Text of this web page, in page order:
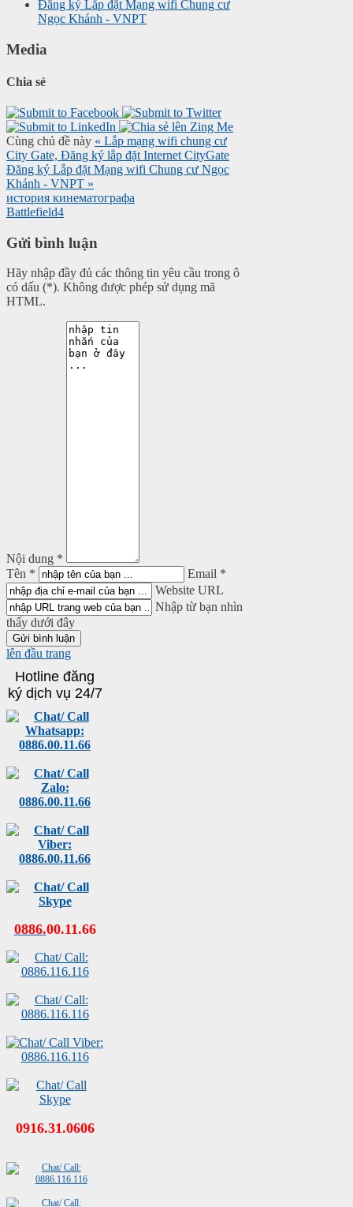
Đăng ký Lắp đặt Mạng wifi Chung cư
Ngọc Khánh - VNPT
Media
Chia sẻ
Cùng chủ đề này « Lắp mạng wifi chung cư
City Gate, Đăng ký lắp đặt Internet CityGate
Đăng ký Lắp đặt Mạng wifi Chung cư Ngọc
Khánh - VNPT »
история кинематографа
Battlefield4
Gửi bình luận
Hãy nhập đầy đủ các thông tin yêu cầu trong ô
có dấu (*). Không được phép sử dụng mã
HTML.
Nội dung *
Tên *
Email *
Website URL
Nhập từ bạn nhìn
thấy dưới đây
lên đầu trang
Hotline đăng
ký dịch vụ 24/7
0886.00.11.66
0916.31.0606